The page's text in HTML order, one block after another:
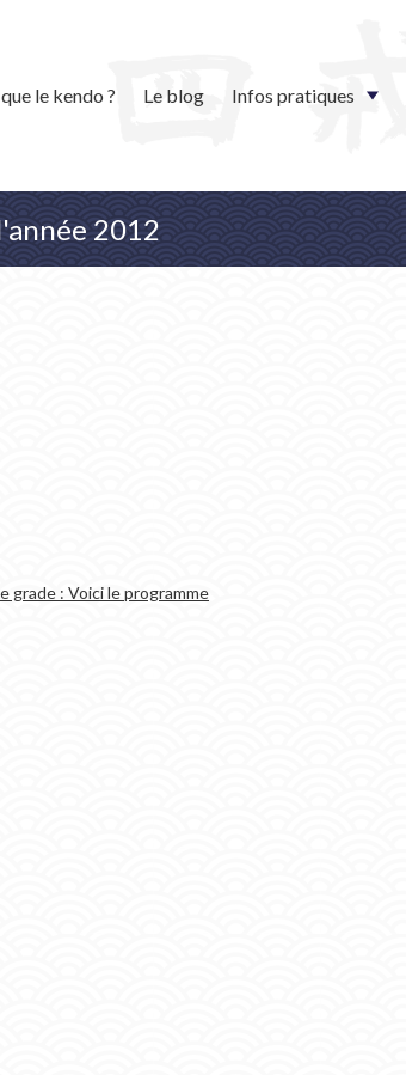
le kendo ? Le blog Infos pratiques
2012
grade : Voici le programme